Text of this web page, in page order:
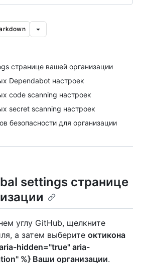
странице вашей организации
Dependabot настроек
code scanning настроек
secret scanning настроек
безопасности для организации
settings странице
углу GitHub, щелкните
а затем выберите октикона
hidden="true" aria-
%} Ваши организации.